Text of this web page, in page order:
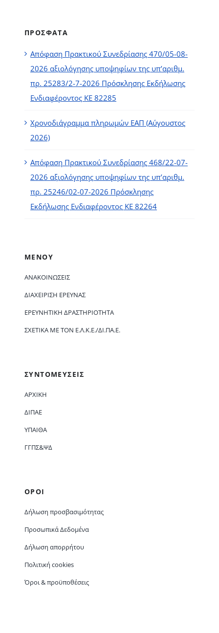
ΠΡΟΣΦΑΤΑ
Απόφαση Πρακτικού Συνεδρίασης 470/05-08-
2026 αξιολόγησης υποψηφίων της υπ’αριθμ.
πρ. 25283/2-7-2026 Πρόσκλησης Εκδήλωσης
Ενδιαφέροντος ΚΕ 82285
Χρονοδιάγραμμα πληρωμών ΕΑΠ (Αύγουστος
2026)
Απόφαση Πρακτικού Συνεδρίασης 468/22-07-
2026 αξιολόγησης υποψηφίων της υπ’αριθμ.
πρ. 25246/02-07-2026 Πρόσκλησης
Εκδήλωσης Ενδιαφέροντος ΚΕ 82264
ΜΕΝΟΥ
ΑΝΑΚΟΙΝΏΣΕΙΣ
ΔΙΑΧΕΊΡΙΣΗ ΈΡΕΥΝΑΣ
ΕΡΕΥΝΗΤΙΚΉ ΔΡΑΣΤΗΡΙΌΤΗΤΑ
ΣΧΕΤΙΚΆ ΜΕ ΤΟΝ Ε.Λ.Κ.Ε./ΔΙ.ΠΑ.Ε.
ΣΥΝΤΟΜΕΥΣΕΙΣ
ΑΡΧΙΚΗ
ΔΙΠΑΕ
ΥΠΑΙΘΑ
ΓΓΠΣ&ΨΔ
ΟΡΟΙ
Δήλωση προσβασιμότητας
Προσωπικά Δεδομένα
Δήλωση απορρήτου
Πολιτική cookies
Όροι & προϋποθέσεις